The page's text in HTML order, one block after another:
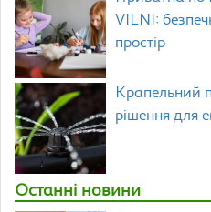
VILNI:
простір
Крапельний
рішення для
Останні новини